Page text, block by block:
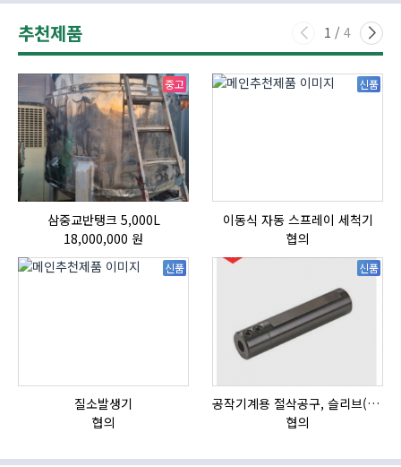
추천제품 1 / 4
중고
삼중교반탱크 5,000L
18,000,000 원
신품
이동식 자동 스프레이 세척기
협의
신품
질소발생기
협의
신품
공작기계용 절삭공구, 슬리브(SLEEVE)
협의